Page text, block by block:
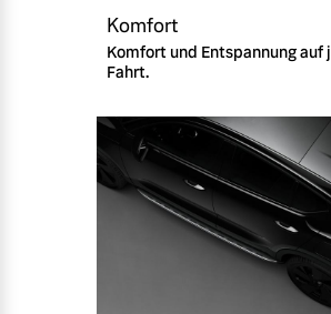
Komfort
Komfort und Entspannung auf
Fahrt.